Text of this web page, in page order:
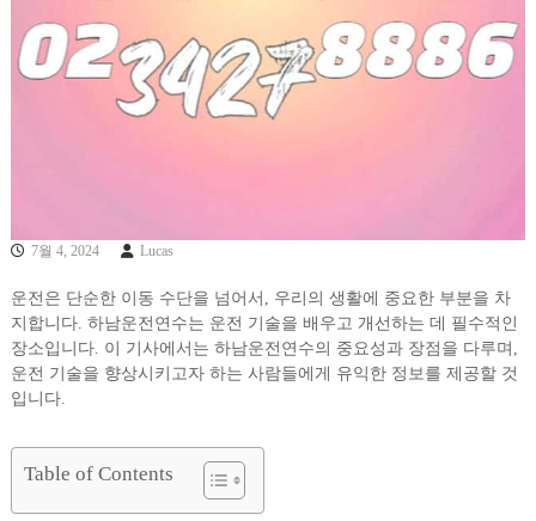
7월 4, 2024 Lucas
운전은 단순한 이동 수단을 넘어서, 우리의 생활에 중요한 부분을 차
지합니다. 하남운전연수는 운전 기술을 배우고 개선하는 데 필수적인
장소입니다. 이 기사에서는 하남운전연수의 중요성과 장점을 다루며,
운전 기술을 향상시키고자 하는 사람들에게 유익한 정보를 제공할 것
입니다.
Table of Contents